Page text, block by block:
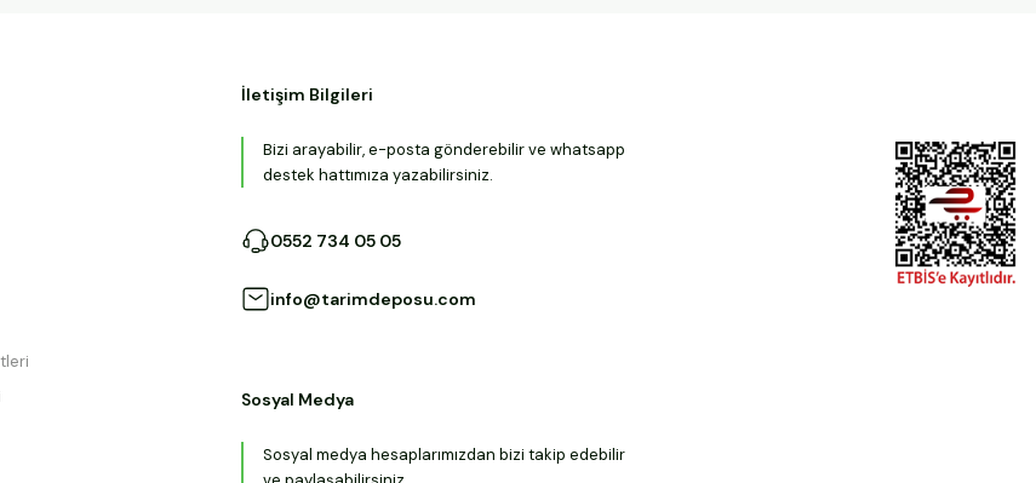
İletişim Bilgileri
Bizi arayabilir, e-posta gönderebilir ve whatsapp
destek hattımıza yazabilirsiniz.
0552 734 05 05
info@tarimdeposu.com
Sosyal Medya
Sosyal medya hesaplarımızdan bizi takip edebilir